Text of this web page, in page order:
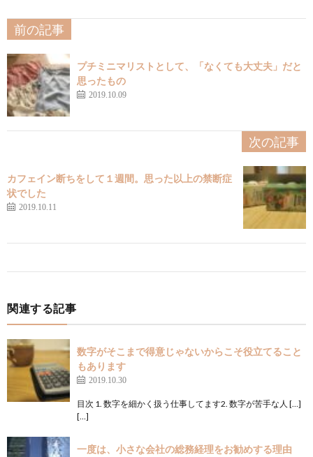
前の記事
プチミニマリストとして、「なくても大丈夫」だと
思ったもの
2019.10.09
次の記事
カフェイン断ちをして１週間。思った以上の禁断症
状でした
2019.10.11
関連する記事
数字がそこまで得意じゃないからこそ役立てること
もあります
2019.10.30
目次 1. 数字を細かく扱う仕事してます2. 数字が苦手な人 […]
[…]
一度は、小さな会社の総務経理をお勧めする理由